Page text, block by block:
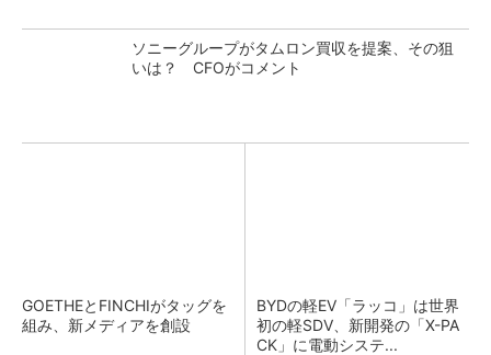
ソニーグループがタムロン買収を提案、その狙
いは？ CFOがコメント
GOETHEとFINCHIがタッグを
組み、新メディアを創設
BYDの軽EV「ラッコ」は世界
初の軽SDV、新開発の「X-PA
CK」に電動システ...